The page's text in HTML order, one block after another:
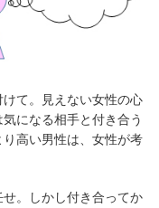
て。見えない女性の心
になる相手と付き合う
高い男性は、女性が考
。しかし付き合ってか